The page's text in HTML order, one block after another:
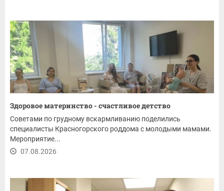
Здоровое материнство - счастливое детство
Советами по грудному вскармливанию поделились
специалисты Красногорского роддома с молодыми мамами.
Мероприятие...
07.08.2026